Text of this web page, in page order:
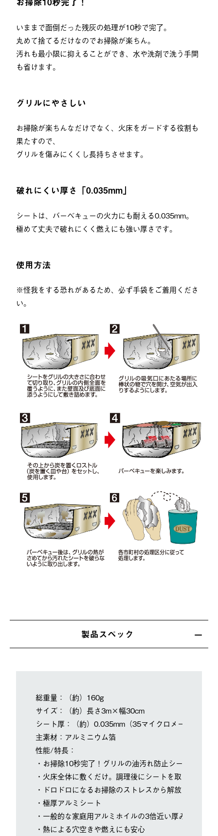
いままで面倒だった残灰の処理が10秒で完了。
丸めて捨てるだけなのでお掃除が楽ちん。
汚れも最小限に抑えることができ、水や洗剤で洗う手間
も省けます。
グリルにやさしい
お掃除が楽ちんなだけでなく、火床をガードする役割も
果たすので、
グリルを傷みにくくし長持ちさせます。
破れにくい厚さ「0.035mm」
シートは、バーベキューの火力にも耐える0.035mm。
極めて丈夫で破れにくく燃えにも強い厚さです。
使用方法
※怪我をする恐れがあるため、必ず手袋をご着用くださ
い。
製品スペック
総重量：（約）160g
サイズ：（約）長さ3m×幅30cm
シート厚：（約）0.035mm（35マイクロメートル）
主素材：アルミニウム箔
性能/特長：
・お掃除10秒完了！グリルの油汚れ防止シート。
・火床全体に敷くだけ。調理後にシートを取り除くだ
・ドロドロになるお掃除のストレスから解放されます。
・極厚アルミシート
・一般的な家庭用アルミホイルの3倍近い厚み
・熱による穴空きや燃えにも安心